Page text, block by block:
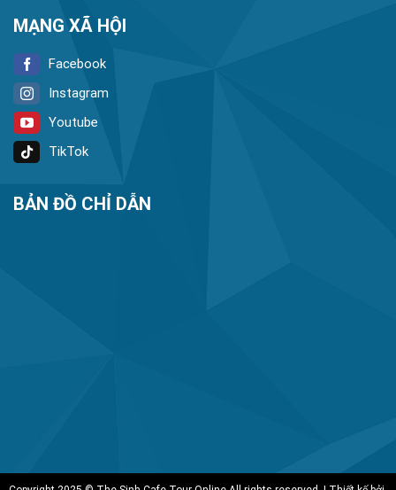
MẠNG XÃ HỘI
Facebook
Instagram
Youtube
TikTok
BẢN ĐỒ CHỈ DẪN